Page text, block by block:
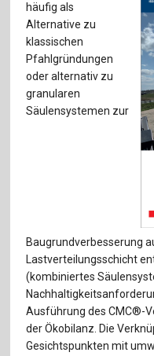
Service
Für Autor:innen
Verlag
Sprache / Language: DE
häufig als
Alternative zu
klassischen
Pfahlgründungen
oder alternativ zu
granularen
Säulensystemen zur
Baugrundverbesserung
Lastverteilungsschicht
(kombiniertes
Ausführung des CMC®-
der Ökobilanz. Die
Gesichtspunkten mit